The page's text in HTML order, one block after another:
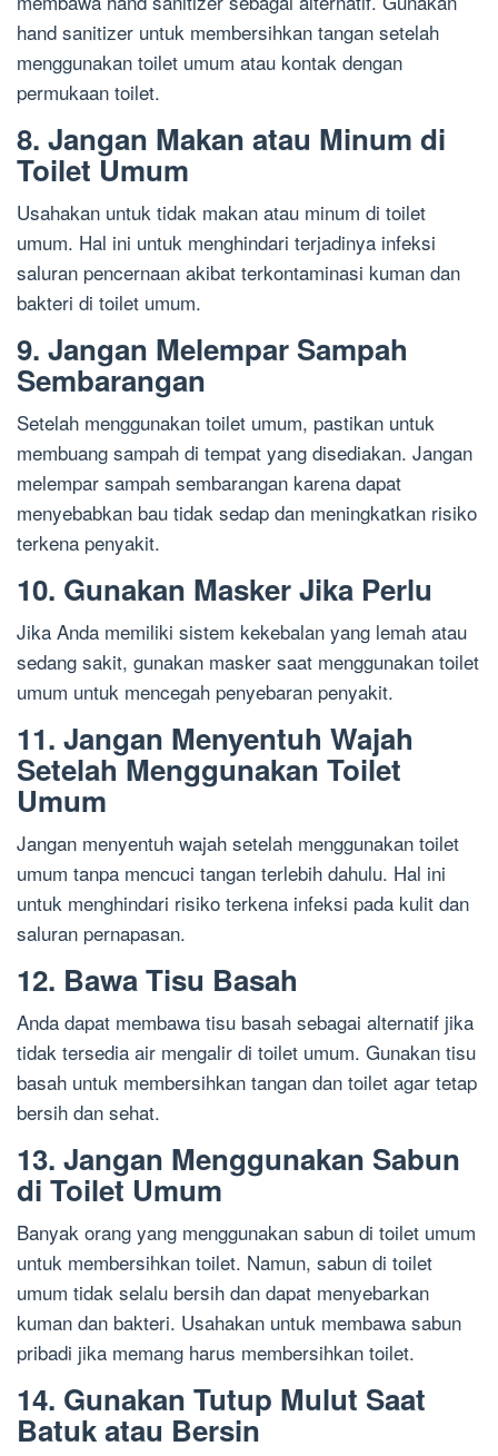
hand sanitizer untuk membersihkan tangan setelah
menggunakan toilet umum atau kontak dengan
permukaan toilet.
8. Jangan Makan atau Minum di
Toilet Umum
Usahakan untuk tidak makan atau minum di toilet
umum. Hal ini untuk menghindari terjadinya infeksi
saluran pencernaan akibat terkontaminasi kuman dan
bakteri di toilet umum.
9. Jangan Melempar Sampah
Sembarangan
Setelah menggunakan toilet umum, pastikan untuk
membuang sampah di tempat yang disediakan. Jangan
melempar sampah sembarangan karena dapat
menyebabkan bau tidak sedap dan meningkatkan risiko
terkena penyakit.
10. Gunakan Masker Jika Perlu
Jika Anda memiliki sistem kekebalan yang lemah atau
sedang sakit, gunakan masker saat menggunakan toilet
umum untuk mencegah penyebaran penyakit.
11. Jangan Menyentuh Wajah
Setelah Menggunakan Toilet
Umum
Jangan menyentuh wajah setelah menggunakan toilet
umum tanpa mencuci tangan terlebih dahulu. Hal ini
untuk menghindari risiko terkena infeksi pada kulit dan
saluran pernapasan.
12. Bawa Tisu Basah
Anda dapat membawa tisu basah sebagai alternatif jika
tidak tersedia air mengalir di toilet umum. Gunakan tisu
basah untuk membersihkan tangan dan toilet agar tetap
bersih dan sehat.
13. Jangan Menggunakan Sabun
di Toilet Umum
Banyak orang yang menggunakan sabun di toilet umum
untuk membersihkan toilet. Namun, sabun di toilet
umum tidak selalu bersih dan dapat menyebarkan
kuman dan bakteri. Usahakan untuk membawa sabun
pribadi jika memang harus membersihkan toilet.
14. Gunakan Tutup Mulut Saat
Batuk atau Bersin